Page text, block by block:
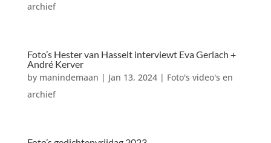
archief
Foto’s Hester van Hasselt interviewt Eva Gerlach +
André Kerver
by manindemaan | Jan 13, 2024| Foto's video's en
archief